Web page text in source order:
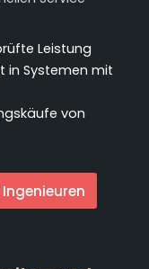
Leistung
in Systemen mit
von